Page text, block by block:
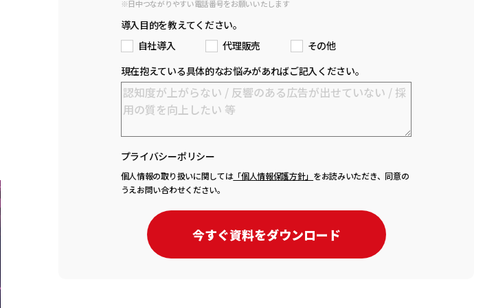
※日中つながりやすい電話番号をお願いいたします
導入目的を教えてください。
自社導入
代理販売
その他
現在抱えている具体的なお悩みがあればご記入ください。
プライバシーポリシー
個人情報の取り扱いに関しては「個人情報保護方針」 をお読みいただき、同意の
うえお問い合わせください。